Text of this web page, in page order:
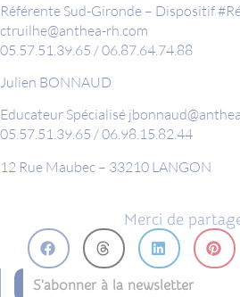
Référente Sud-Gironde – Dispositif
ctruilhe@anthea-rh.com
05.57.51.39.65 / 06.87.64.74.88
Julien BONNAUD
Educateur Spécialisé
05.57.51.39.65 / 06.98.15.82.44
12 Rue Maubec – 33210 LANGON
Merci de
S'abonner à la newsletter